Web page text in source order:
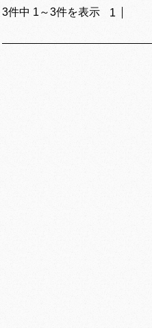
3件中 1 ～3件を表示 1